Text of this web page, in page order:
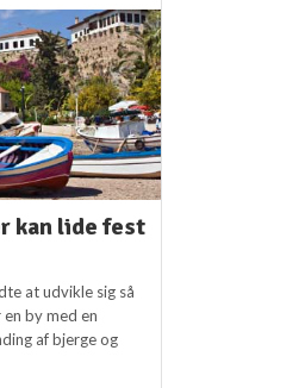
kan lide fest
at udvikle sig så
en by med en
af bjerge og